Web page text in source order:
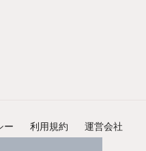
ー 利用規約 運営会社